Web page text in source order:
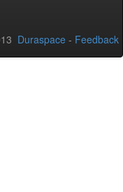
Duraspace - Feedback